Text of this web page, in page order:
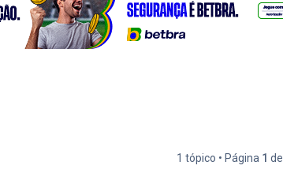
1 tópico • Página 1 de